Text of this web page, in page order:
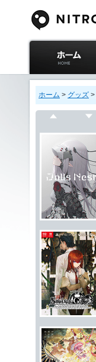
ニトロプラス公式
サイト ホーム
ホーム > グッズ >